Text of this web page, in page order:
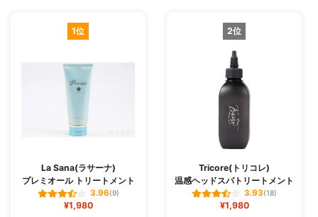
1位
La Sana(ラサーナ)
プレミオール トリートメント
3.96(9)
¥1,980
2位
Tricore(トリコレ)
温感ヘッドスパトリートメント
3.93(18)
¥1,980